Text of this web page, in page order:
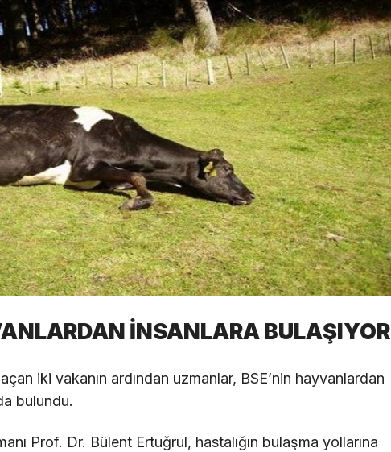
İNSANLARA BULAŞIYOR
iki vakanın ardından uzmanlar, BSE’nin hayvanlardan
bulundu.
Prof. Dr. Bülent Ertuğrul, hastalığın bulaşma yollarına